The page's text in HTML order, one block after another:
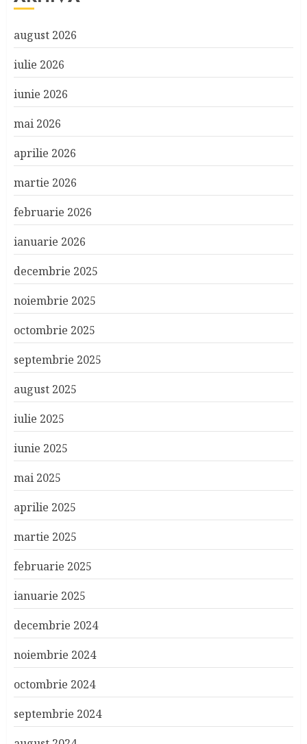
august 2026
iulie 2026
iunie 2026
mai 2026
aprilie 2026
martie 2026
februarie 2026
ianuarie 2026
decembrie 2025
noiembrie 2025
octombrie 2025
septembrie 2025
august 2025
iulie 2025
iunie 2025
mai 2025
aprilie 2025
martie 2025
februarie 2025
ianuarie 2025
decembrie 2024
noiembrie 2024
octombrie 2024
septembrie 2024